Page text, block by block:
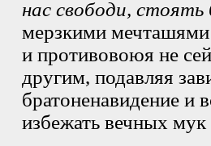
нас свободи, стоять
мерзкими
и противовоюя не
другим, подавляя
братоненавидение и
избежать вечных